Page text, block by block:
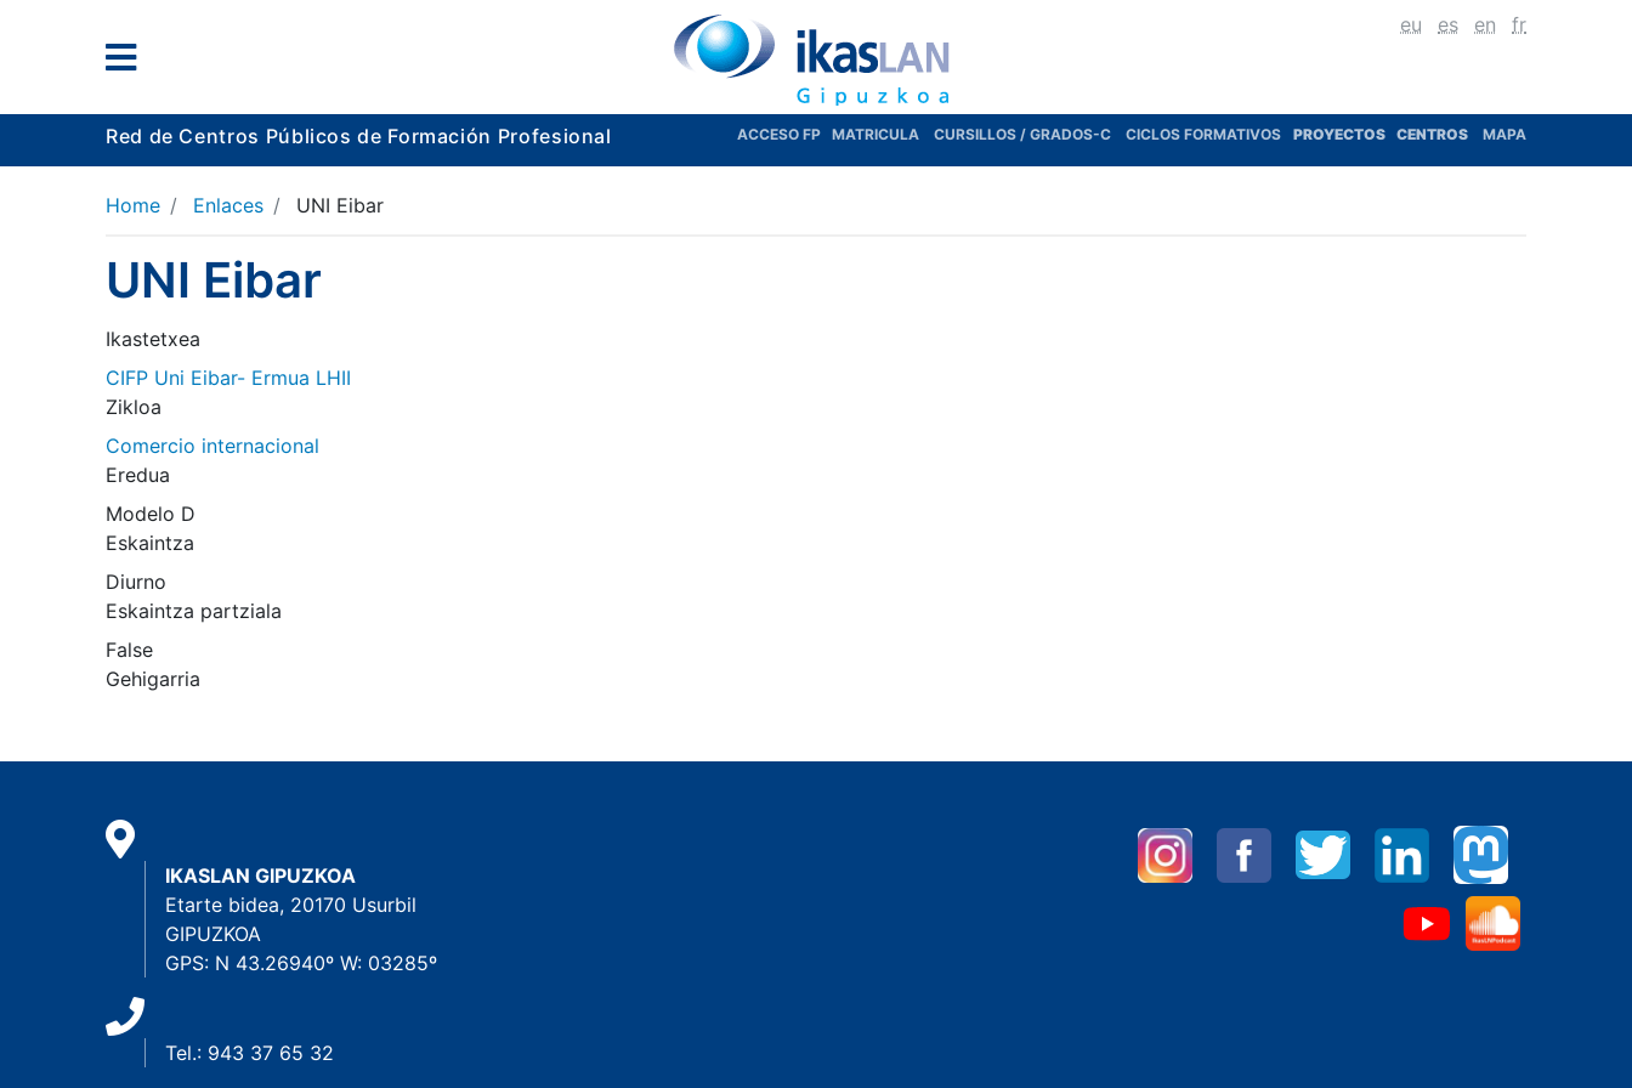
eu es en fr
Red de Centros Públicos de Formación Profesional ACCESO FP MATRICULA CURSILLOS / GRADOS-C CICLOS FORMATIVOS PROYECTOS CENTROS MAPA
Home Enlaces UNI Eibar
UNI Eibar
Ikastetxea
CIFP Uni Eibar- Ermua LHII
Zikloa
Comercio internacional
Eredua
Modelo D
Eskaintza
Diurno
Eskaintza partziala
False
Gehigarria
IKASLAN GIPUZKOA
Etarte bidea, 20170 Usurbil
GIPUZKOA
GPS: N 43.26940º W: 03285º
Tel.: 943 37 65 32